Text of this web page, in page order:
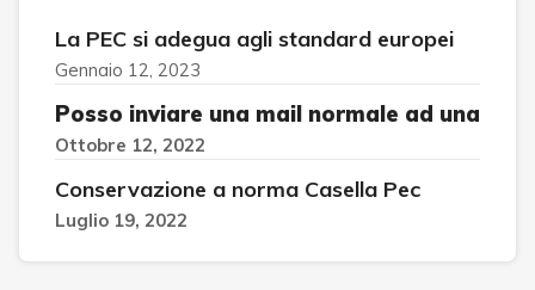
La PEC si adegua agli standard europei
Gennaio 12, 2023
Posso inviare una mail normale ad una
Ottobre 12, 2022
Conservazione a norma Casella Pec
Luglio 19, 2022